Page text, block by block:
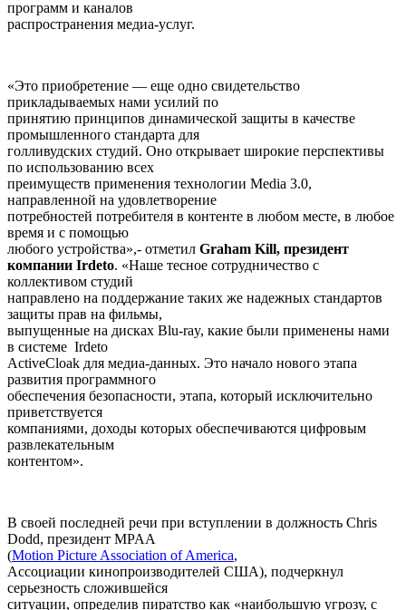
программ и каналов
распространения медиа-услуг.
«Это приобретение — еще одно свидетельство
прикладываемых нами усилий по
принятию принципов динамической защиты в качестве
промышленного стандарта для
голливудских студий. Оно открывает широкие перспективы
по использованию всех
преимуществ применения технологии Media 3.0,
направленной на удовлетворение
потребностей потребителя в контенте в любом месте, в любое
время и с помощью
любого устройства»,- отметил Graham Kill, президент
компании Irdeto. «Наше тесное сотрудничество с
коллективом студий
направлено на поддержание таких же надежных стандартов
защиты прав на фильмы,
выпущенные на дисках Blu-ray, какие были применены нами
в системе Irdeto
ActiveCloak для медиа-данных. Это начало нового этапа
развития программного
обеспечения безопасности, этапа, который исключительно
приветствуется
компаниями, доходы которых обеспечиваются цифровым
развлекательным
контентом».
В своей последней речи при вступлении в должность Chris
Dodd, президент MPAA
(Motion Picture Association of America,
Ассоциации кинопроизводителей США), подчеркнул
серьезность сложившейся
ситуации, определив пиратство как «наибольшую угрозу, с